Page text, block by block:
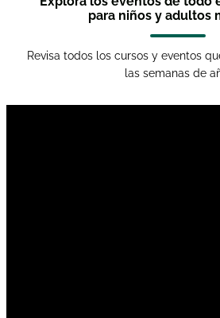
para niños y adultos
Revisa todos los cursos y eventos
las semanas de